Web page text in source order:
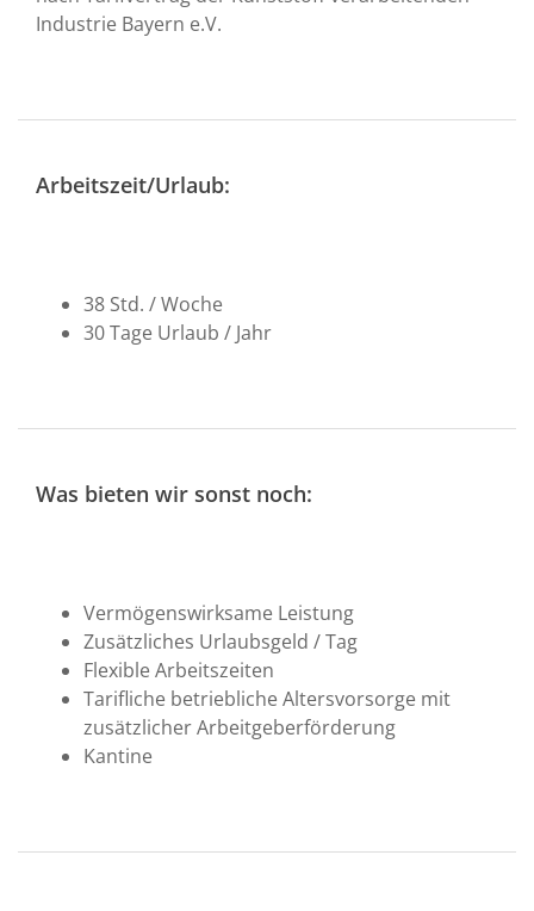
Industrie Bayern e.V.
Arbeitszeit/Urlaub:
38 Std. / Woche
30 Tage Urlaub / Jahr
Was bieten wir sonst noch:
Vermögenswirksame Leistung
Zusätzliches Urlaubsgeld / Tag
Flexible Arbeitszeiten
Tarifliche betriebliche Altersvorsorge mit
zusätzlicher Arbeitgeberförderung
Kantine